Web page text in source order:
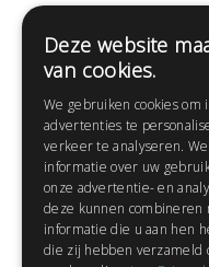
Deze website
van cookies.
We gebruiken cookies om
advertenties te
verkeer te analyseren.
informatie over uw
onze advertentie- en
deze kunnen combineren
informatie die u aan hen
die zij hebben verzameld